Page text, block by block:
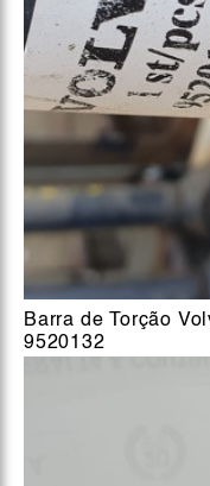
Barra de Torção
9520132